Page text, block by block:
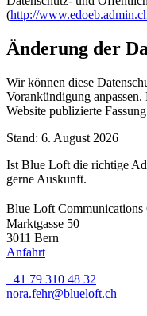
(http://
Änderung der
Wir können diese
Vorankündigung
Website publizierte
Stand: 6. August 2026
Ist Blue Loft die richtige
gerne Auskunft.
Blue Loft
Marktgasse 50
3011 Bern
Anfahrt
+41 79 310 48 32
nora.fehr@blueloft.ch